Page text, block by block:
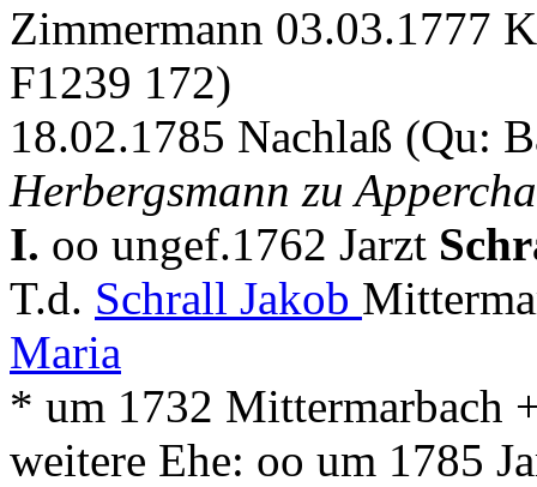
Zimmermann 03.03.1777
F1239 172)
18.02.1785 Nachlaß (Qu:
Herbergsmann zu
I. oo ungef.1762 Jarzt
T.d. Schrall Jakob
Maria
* um 1732 Mittermarbach
weitere Ehe: oo um 1785